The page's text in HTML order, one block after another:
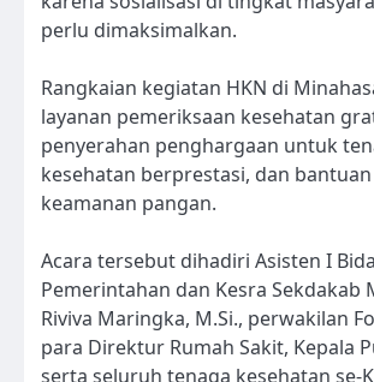
perlu dimaksimalkan.
Rangkaian kegiatan HKN di
layanan pemeriksaan kesehatan
penyerahan penghargaan untuk
kesehatan berprestasi, dan
keamanan pangan.
Acara tersebut dihadiri Asisten I
Pemerintahan dan Kesra Sekdakab
Riviva Maringka, M.Si., perwakilan
para Direktur Rumah Sakit, Kepala
serta seluruh tenaga kesehatan se-